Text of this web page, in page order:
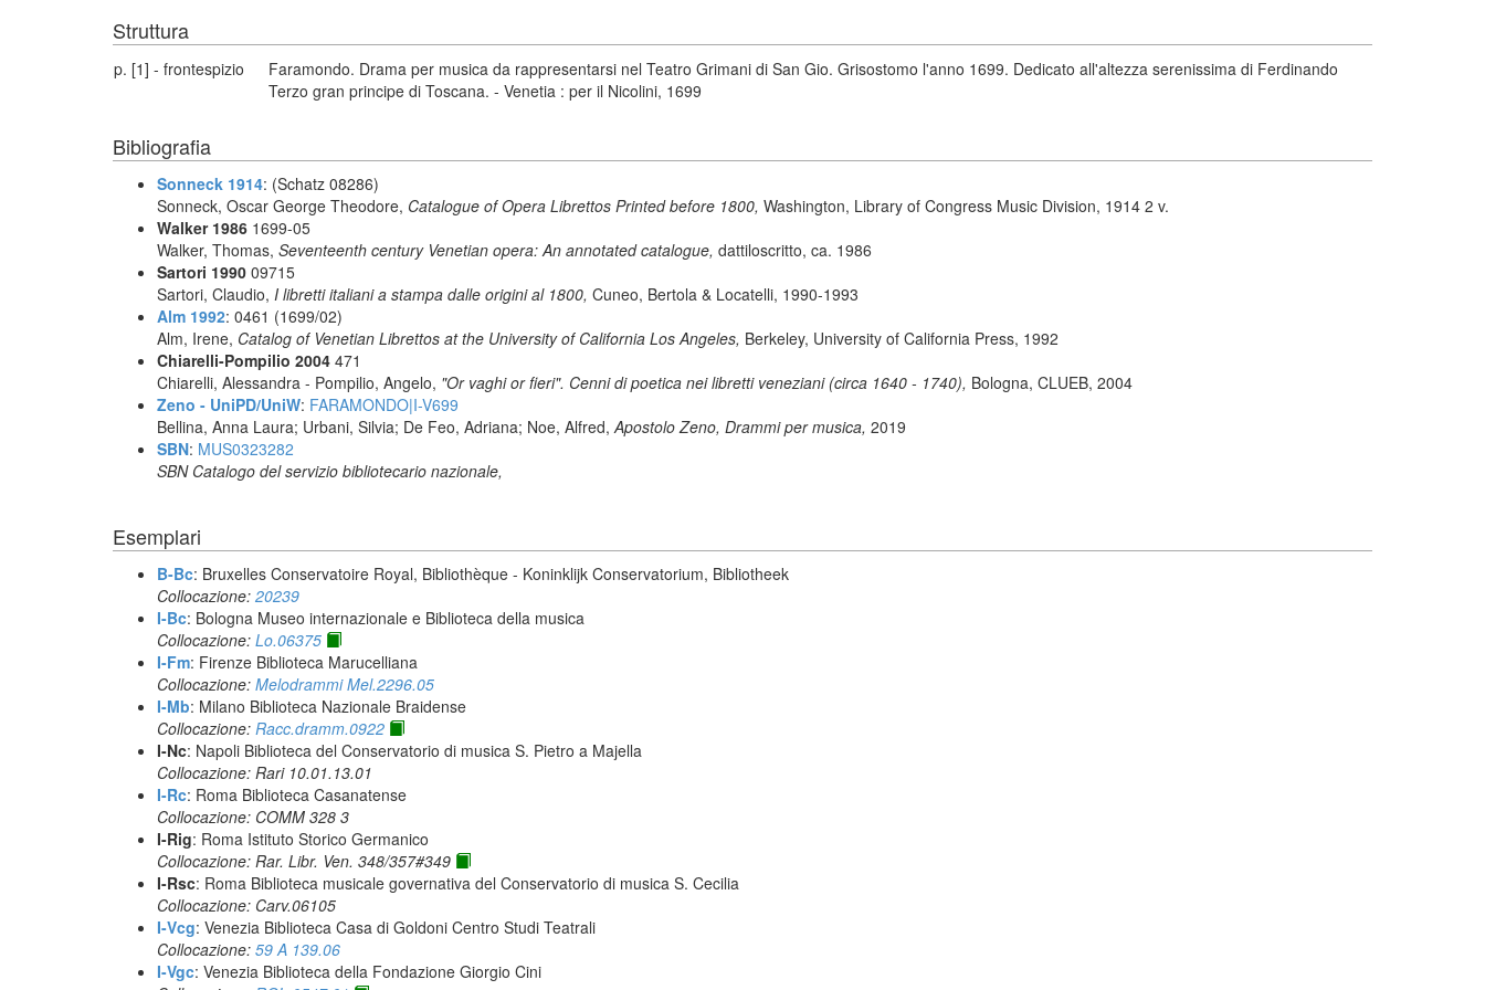
Struttura
p. [1] - frontespizio
Faramondo. Drama per musica da rappresentarsi nel Teatro Grimani di San Gio. Grisostomo l'anno 1699. Dedicato all'altezza serenissima di Ferdinando
Terzo gran principe di Toscana. - Venetia : per il Nicolini, 1699
Bibliografia
Sonneck 1914: (Schatz 08286)
Sonneck, Oscar George Theodore, Catalogue of Opera Librettos Printed before 1800, Washington, Library of Congress Music Division, 1914 2 v.
Walker 1986 1699-05
Walker, Thomas, Seventeenth century Venetian opera: An annotated catalogue, dattiloscritto, ca. 1986
Sartori 1990 09715
Sartori, Claudio, I libretti italiani a stampa dalle origini al 1800, Cuneo, Bertola & Locatelli, 1990-1993
Alm 1992: 0461 (1699/02)
Alm, Irene, Catalog of Venetian Librettos at the University of California Los Angeles, Berkeley, University of California Press, 1992
Chiarelli-Pompilio 2004 471
Chiarelli, Alessandra - Pompilio, Angelo, "Or vaghi or fieri". Cenni di poetica nei libretti veneziani (circa 1640 - 1740), Bologna, CLUEB, 2004
Zeno - UniPD/UniW: FARAMONDO|I-V699
Bellina, Anna Laura; Urbani, Silvia; De Feo, Adriana; Noe, Alfred,Apostolo Zeno, Drammi per musica, 2019
SBN: MUS0323282
SBN Catalogo del servizio bibliotecario nazionale,
Esemplari
B-Bc: Bruxelles Conservatoire Royal, Bibliothèque - Koninklijk Conservatorium, Bibliotheek
Collocazione: 20239
I-Bc: Bologna Museo internazionale e Biblioteca della musica
Collocazione: Lo.06375
I-Fm: Firenze Biblioteca Marucelliana
Collocazione: Melodrammi Mel.2296.05
I-Mb: Milano Biblioteca Nazionale Braidense
Collocazione: Racc.dramm.0922
I-Nc: Napoli Biblioteca del Conservatorio di musica S. Pietro a Majella
Collocazione: Rari 10.01.13.01
I-Rc: Roma Biblioteca Casanatense
Collocazione: COMM 328 3
I-Rig: Roma Istituto Storico Germanico
Collocazione: Rar. Libr. Ven. 348/357#349
I-Rsc: Roma Biblioteca musicale governativa del Conservatorio di musica S. Cecilia
Collocazione: Carv.06105
I-Vcg: Venezia Biblioteca Casa di Goldoni Centro Studi Teatrali
Collocazione: 59 A 139.06
I-Vgc: Venezia Biblioteca della Fondazione Giorgio Cini